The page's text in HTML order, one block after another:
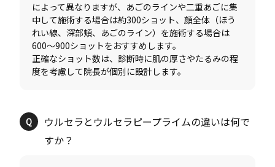
によって異なりますが、あごのラインや二重あごに集
中して施術する場合は約300ショット、顔全体（ほう
れい線、深部頬、あごのライン）を施術する場合は
600〜900ショットをおすすめします。
正確なショット数は、診断時に肌の厚さやたるみの程
ウルセラとウルセラピープライムの違いは何で